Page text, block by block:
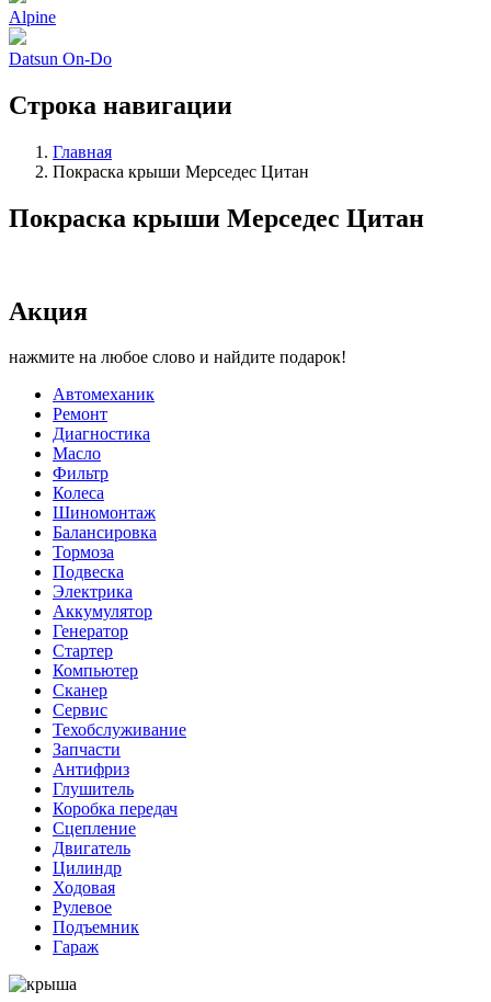
Alpine
Datsun On-Do
Строка навигации
Главная
Покраска крыши Мерседес Цитан
Покраска крыши Мерседес Цитан
Акция
нажмите на любое слово и найдите подарок!
Автомеханик
Ремонт
Диагностика
Масло
Фильтр
Колеса
Шиномонтаж
Балансировка
Тормоза
Подвеска
Электрика
Аккумулятор
Генератор
Стартер
Компьютер
Сканер
Сервис
Техобслуживание
Запчасти
Антифриз
Глушитель
Коробка передач
Сцепление
Двигатель
Цилиндр
Ходовая
Рулевое
Подъемник
Гараж